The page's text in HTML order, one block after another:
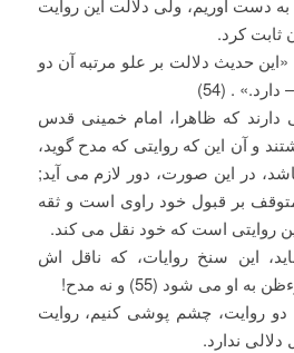
به دست آوریم، ولی دلالت این روایت
ثابت کرد.
حدیث دلالت بر علو مرتبه آن دو
. (54)
دارند که ظاهرا، امام خمینی قدس
و آن این که روایتی که مدح گوید،
در این صورت، دور لازم می آید;
بر قبول خود راوی است و ثقه
روایتی است که خود نقل می کند.
این سنخ روایات، که ناقل اش
می شود (55) و نه مدح!
روایت، چشم پوشی کنیم، روایت
ندارد.